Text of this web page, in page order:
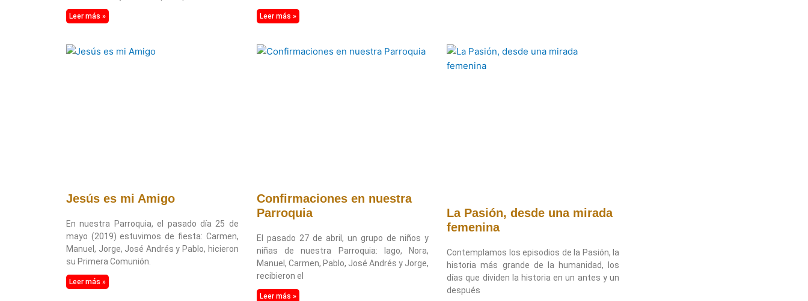
Leer más » Leer más »
Jesús es mi Amigo
En nuestra Parroquia, el pasado día 25 de
mayo (2019) estuvimos de fiesta: Carmen,
Manuel, Jorge, José Andrés y Pablo, hicieron
su Primera Comunión.
Leer más »
Confirmaciones en nuestra
Parroquia
El pasado 27 de abril, un grupo de niños y
niñas de nuestra Parroquia: Iago, Nora,
Manuel, Carmen, Pablo, José Andrés y Jorge,
recibieron el
Leer más »
La Pasión, desde una mirada
femenina
Contemplamos los episodios de la Pasión, la
historia más grande de la humanidad, los
días que dividen la historia en un antes y un
después